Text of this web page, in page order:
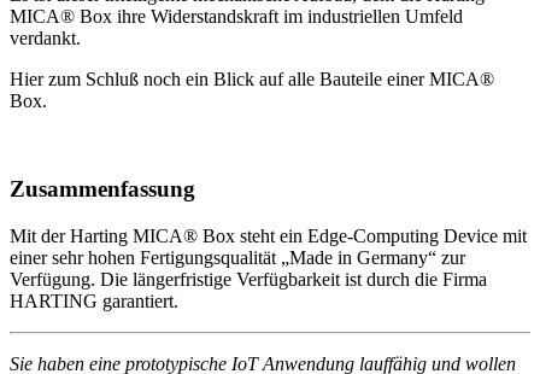
MICA® Box ihre Widerstandskraft im industriellen Umfeld
verdankt.
Hier zum Schluß noch ein Blick auf alle Bauteile einer MICA®
Box.
Zusammenfassung
Mit der Harting MICA® Box steht ein Edge-Computing Device mit
einer sehr hohen Fertigungsqualität „Made in Germany“ zur
Verfügung. Die längerfristige Verfügbarkeit ist durch die Firma
HARTING garantiert.
Sie haben eine prototypische IoT Anwendung lauffähig und wollen